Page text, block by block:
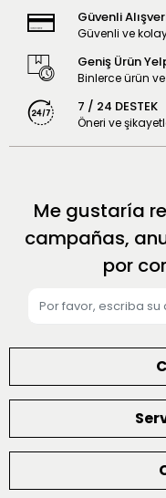
Güvenli
Güvenli ve
Geniş Ürün
Binlerce ürün
7 / 24 DESTEK
Öneri ve
Me gustaría
campañas,
por